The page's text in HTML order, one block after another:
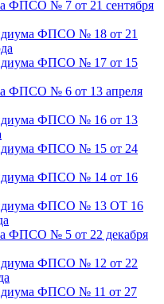
ФПСО № 7 от 21 сентября
ФПСО № 18 от 21
ФПСО № 17 от 15
ФПСО № 6 от 13 апреля
ФПСО № 16 от 13
ФПСО № 15 от 24
ФПСО № 14 от 16
ФПСО № 13 ОТ 16
ФПСО № 5 от 22 декабря
ФПСО № 12 от 22
ФПСО № 11 от 27